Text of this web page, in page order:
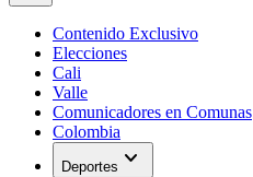
Contenido Exclusivo
Elecciones
Cali
Valle
Comunicadores en Comunas
Colombia
Deportes expand_more